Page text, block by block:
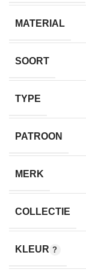
MATERIAL
SOORT
TYPE
PATROON
MERK
COLLECTIE
KLEUR